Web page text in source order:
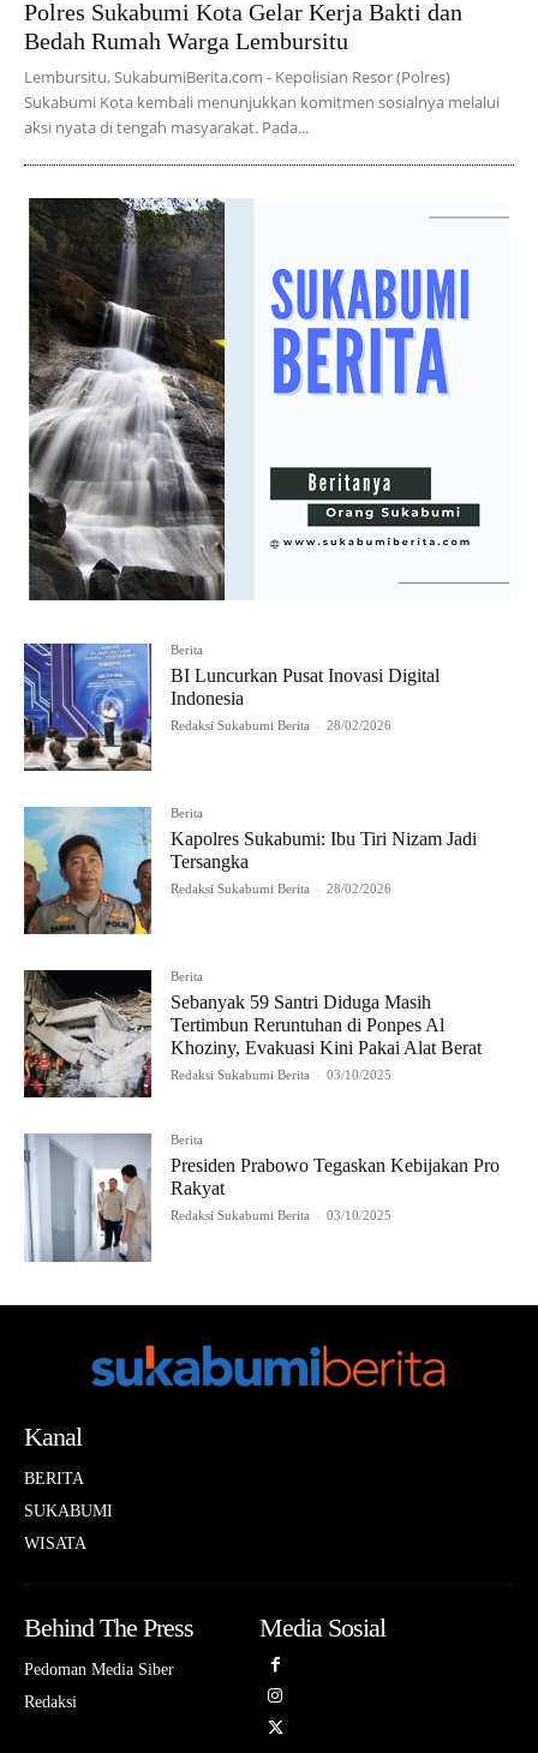
Polres Sukabumi Kota Gelar Kerja Bakti dan
Bedah Rumah Warga Lembursitu
Lembursitu, SukabumiBerita.com - Kepolisian Resor (Polres)
Sukabumi Kota kembali menunjukkan komitmen sosialnya melalui
aksi nyata di tengah masyarakat. Pada...
Berita
BI Luncurkan Pusat Inovasi Digital
Indonesia
Redaksi Sukabumi Berita - 28/02/2026
Berita
Kapolres Sukabumi: Ibu Tiri Nizam Jadi
Tersangka
Redaksi Sukabumi Berita - 28/02/2026
Berita
Sebanyak 59 Santri Diduga Masih
Tertimbun Reruntuhan di Ponpes Al
Khoziny, Evakuasi Kini Pakai Alat Berat
Redaksi Sukabumi Berita - 03/10/2025
Berita
Presiden Prabowo Tegaskan Kebijakan Pro
Rakyat
Redaksi Sukabumi Berita - 03/10/2025
Kanal
BERITA
SUKABUMI
WISATA
Behind The Press
Pedoman Media Siber
Redaksi
Media Sosial